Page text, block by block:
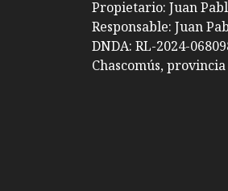
Propietario: Juan
Responsable: Juan
DNDA: RL-2024-
Chascomús,